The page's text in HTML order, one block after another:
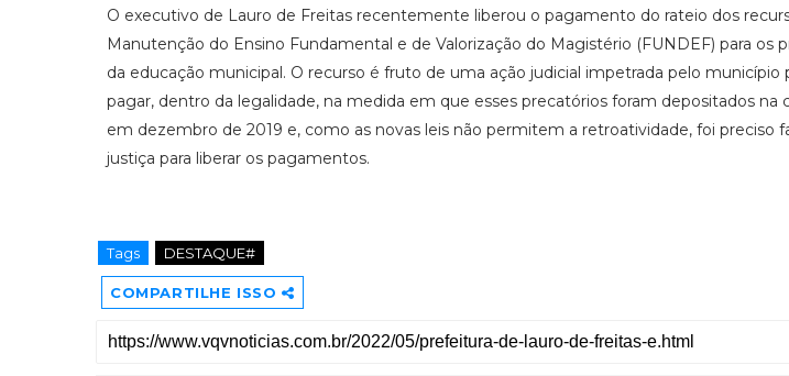
O executivo de Lauro de Freitas recentemente liberou o pagamento do rateio dos
Manutenção do Ensino Fundamental e de Valorização do Magistério (FUNDEF) para os
da educação municipal. O recurso é fruto de uma ação judicial impetrada pelo município
pagar, dentro da legalidade, na medida em que esses precatórios foram depositados na
em dezembro de 2019 e, como as novas leis não permitem a retroatividade, foi preciso
justiça para liberar os pagamentos.
Tags DESTAQUE#
COMPARTILHE ISSO